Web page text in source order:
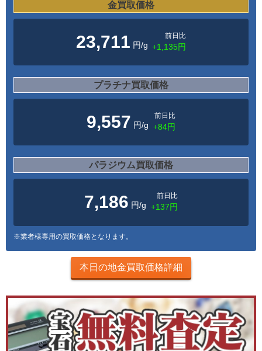
金買取価格
23,711 円/g
前日比
+1,135円
プラチナ買取価格
9,557 円/g
前日比
+84円
パラジウム買取価格
7,186 円/g
前日比
+137円
※業者様専用の買取価格となります。
本日の地金買取価格詳細